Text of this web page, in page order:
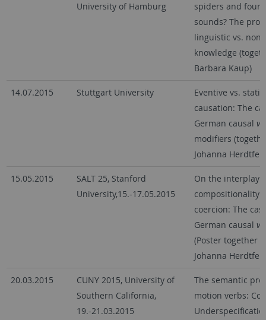
University of Hamburg
spiders and four-
sounds? The
linguistic vs.
knowledge
Barbara Kaup)
14.07.2015 Stuttgart University
Eventive vs.
causation: The
German causal
modifiers
Johanna
15.05.2015
SALT 25, Stanford
University,15.-17.05.2015
On the interplay
compositionality
coercion: The
German causal
(Poster together
Johanna
20.03.2015
CUNY 2015, University of
Southern California,
19.-21.03.2015
The semantic
motion verbs: